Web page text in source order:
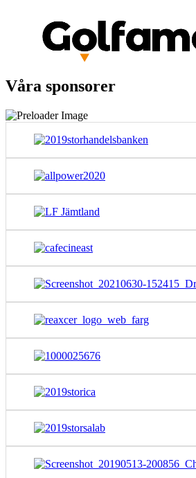
Våra sponsorer